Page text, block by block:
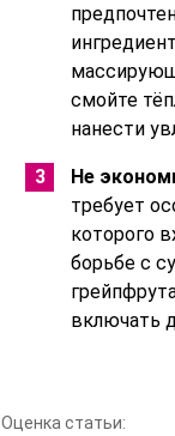
смойте
нанести
Не
требует
которого
борьбе с
включать
Оценка статьи: